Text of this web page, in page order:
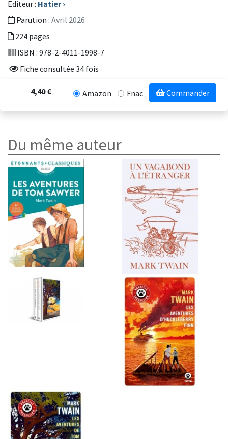
Editeur : Hatier›
Parution : Avril 2026
224 pages
ISBN : 978-2-4011-1998-7
Fiche consultée 34 fois
4,40 € Amazon Fnac Commander
Du même auteur